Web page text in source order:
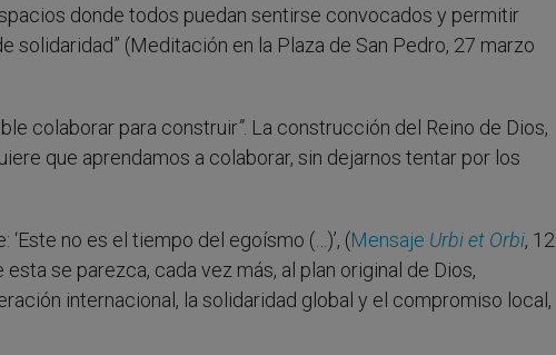
donde todos puedan sentirse convocados y permitir
solidaridad” (Meditación en la Plaza de San Pedro, 27 marzo
colaborar para construir”. La construcción del Reino de Dios,
que aprendamos a colaborar, sin dejarnos tentar por los
no es el tiempo del egoísmo (…)’, (Mensaje Urbi et Orbi, 12
se parezca, cada vez más, al plan original de Dios,
internacional, la solidaridad global y el compromiso local,